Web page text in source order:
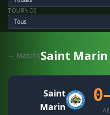
TOURNOI
← MatchsSaint
Saint
Marin